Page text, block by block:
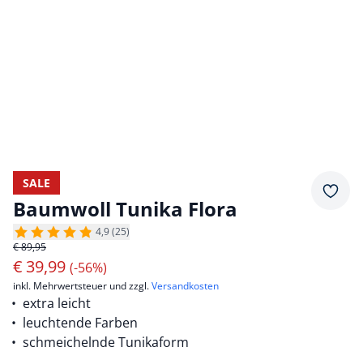
SALE
Baumwoll Tunika Flora
4,9 (25)
€ 89,95
€ 39,99 (-56%)
inkl. Mehrwertsteuer und zzgl.Versandkosten
extra leicht
leuchtende Farben
schmeichelnde Tunikaform